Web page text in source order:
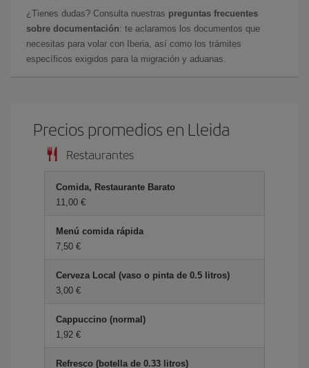
¿Tienes dudas? Consulta nuestras preguntas frecuentes
sobre documentación: te aclaramos los documentos que
necesitas para volar con Iberia, así como los trámites
específicos exigidos para la migración y aduanas.
Precios promedios en Lleida
Restaurantes
Comida, Restaurante Barato
11,00 €
Menú comida rápida
7,50 €
Cerveza Local (vaso o pinta de 0.5 litros)
3,00 €
Cappuccino (normal)
1,92 €
Refresco (botella de 0.33 litros)